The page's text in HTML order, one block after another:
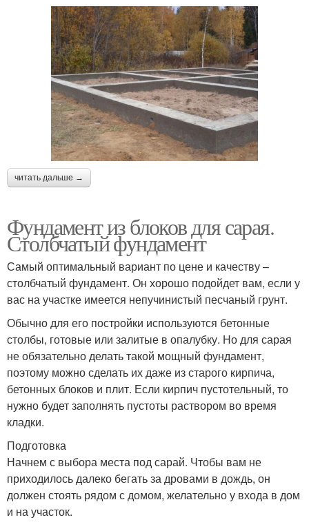
читать дальше →
Фундамент из блоков для сарая.
Столбчатый фундамент
Самый оптимальный вариант по цене и качеству –
столбчатый фундамент. Он хорошо подойдет вам, если у
вас на участке имеется непучинистый песчаный грунт.
Обычно для его постройки используются бетонные
столбы, готовые или залитые в опалубку. Но для сарая
не обязательно делать такой мощный фундамент,
поэтому можно сделать их даже из старого кирпича,
бетонных блоков и плит. Если кирпич пустотельный, то
нужно будет заполнять пустоты раствором во время
кладки.
Подготовка
Начнем с выбора места под сарай. Чтобы вам не
приходилось далеко бегать за дровами в дождь, он
должен стоять рядом с домом, желательно у входа в дом
и на участок.